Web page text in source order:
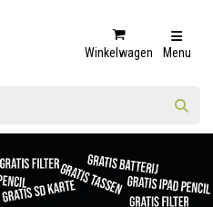
Winkelwagen Menu